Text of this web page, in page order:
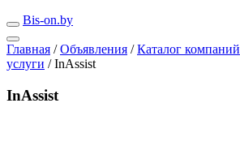
Bis-on.by
Главная / Объявления / Каталог компаний
услуги /InAssist
InAssist